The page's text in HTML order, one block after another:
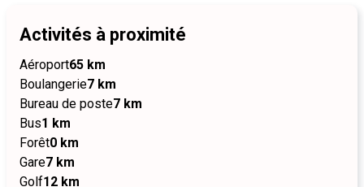
Activités à proximité
Aéroport65 km
Boulangerie7 km
Bureau de poste7 km
Bus1 km
Forêt0 km
Gare7 km
Golf12 km